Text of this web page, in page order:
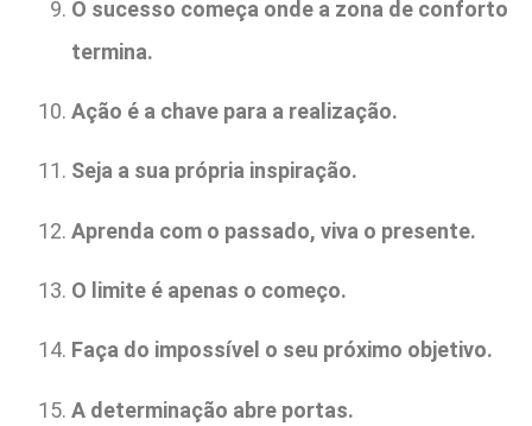
O sucesso começa onde a zona de conforto
termina.
Ação é a chave para a realização.
Seja a sua própria inspiração.
Aprenda com o passado, viva o presente.
O limite é apenas o começo.
Faça do impossível o seu próximo objetivo.
A determinação abre portas.